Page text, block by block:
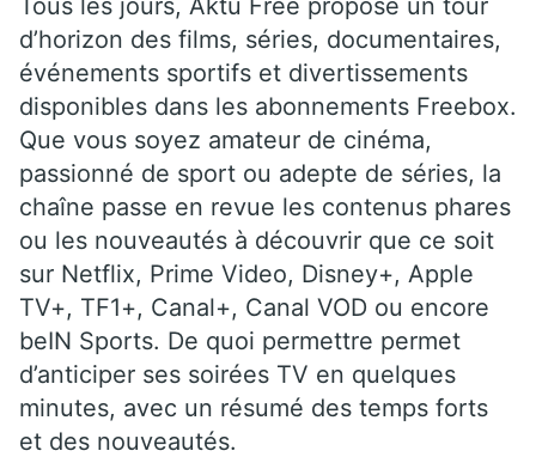
Tous les jours, Aktu Free propose un tour
d’horizon des films, séries, documentaires,
événements sportifs et divertissements
disponibles dans les abonnements Freebox.
Que vous soyez amateur de cinéma,
passionné de sport ou adepte de séries, la
chaîne passe en revue les contenus phares
ou les nouveautés à découvrir que ce soit
sur Netflix, Prime Video, Disney+, Apple
TV+, TF1+, Canal+, Canal VOD ou encore
beIN Sports. De quoi permettre permet
d’anticiper ses soirées TV en quelques
minutes, avec un résumé des temps forts
et des nouveautés.